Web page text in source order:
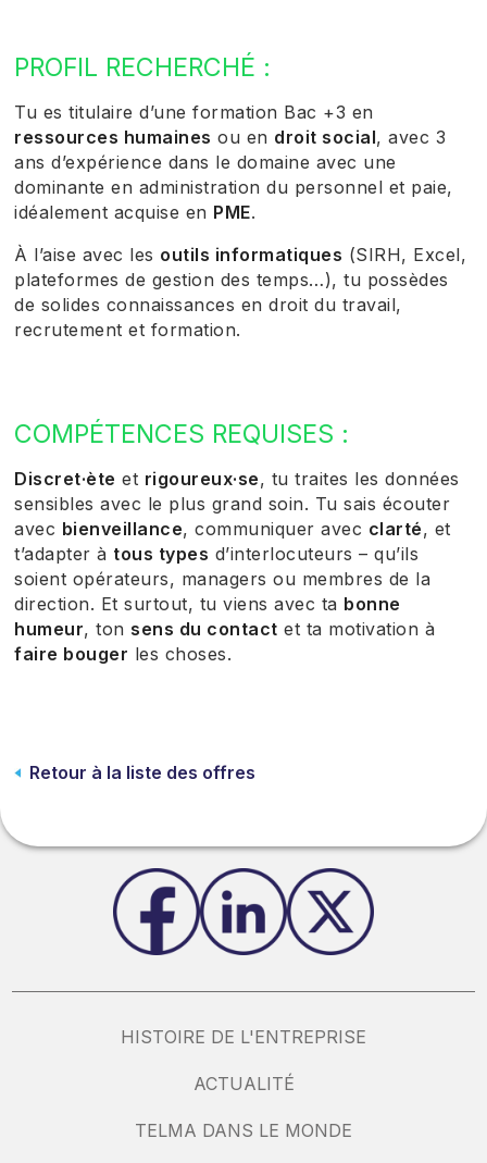
PROFIL RECHERCHÉ :
Tu es titulaire d’une formation Bac +3 en
ressources humaines ou en droit social, avec 3
ans d’expérience dans le domaine avec une
dominante en administration du personnel et paie,
idéalement acquise en PME.
À l’aise avec les outils informatiques (SIRH, Excel,
plateformes de gestion des temps…), tu possèdes
de solides connaissances en droit du travail,
recrutement et formation.
COMPÉTENCES REQUISES :
Discret·ète et rigoureux·se, tu traites les données
sensibles avec le plus grand soin. Tu sais écouter
avec bienveillance, communiquer avec clarté, et
t’adapter à tous types d’interlocuteurs – qu’ils
soient opérateurs, managers ou membres de la
direction. Et surtout, tu viens avec ta bonne
humeur, ton sens du contact et ta motivation à
faire bouger les choses.
Retour à la liste des offres
HISTOIRE DE L'ENTREPRISE
ACTUALITÉ
TELMA DANS LE MONDE